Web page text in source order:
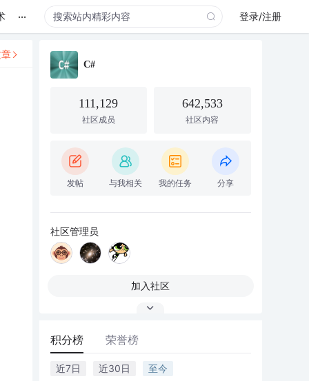
... 登录/注册
C#
111,129
社区成员
642,533
社区内容
发帖 与我相关 我的任务 分享
社区管理员
加入社区
积分榜 荣誉榜
近7日 近30日 至今